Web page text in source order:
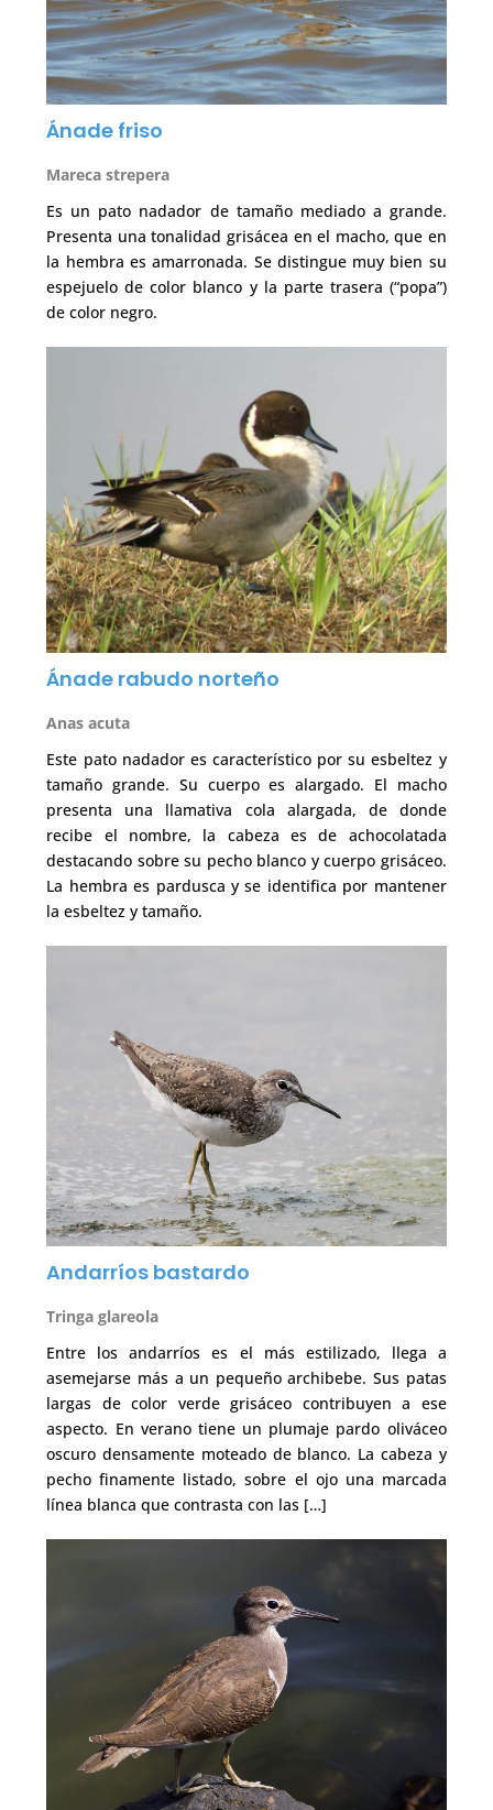
Ánade friso
Mareca strepera
Es un pato nadador de tamaño mediado a grande.
Presenta una tonalidad grisácea en el macho, que en
la hembra es amarronada. Se distingue muy bien su
espejuelo de color blanco y la parte trasera (“popa”)
de color negro.
Ánade rabudo norteño
Anas acuta
Este pato nadador es característico por su esbeltez y
tamaño grande. Su cuerpo es alargado. El macho
presenta una llamativa cola alargada, de donde
recibe el nombre, la cabeza es de achocolatada
destacando sobre su pecho blanco y cuerpo grisáceo.
La hembra es pardusca y se identifica por mantener
la esbeltez y tamaño.
Andarríos bastardo
Tringa glareola
Entre los andarríos es el más estilizado, llega a
asemejarse más a un pequeño archibebe. Sus patas
largas de color verde grisáceo contribuyen a ese
aspecto. En verano tiene un plumaje pardo oliváceo
oscuro densamente moteado de blanco. La cabeza y
pecho finamente listado, sobre el ojo una marcada
línea blanca que contrasta con las […]